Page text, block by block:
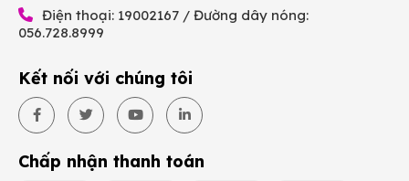
Điện thoại: 19002167 / Đường dây nóng:
056.728.8999
Kết nối với chúng tôi
Chấp nhận thanh toán